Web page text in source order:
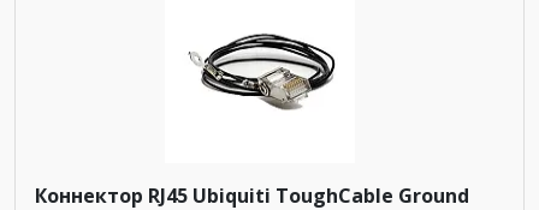
Коннектор RJ45 Ubiquiti ToughCable Ground